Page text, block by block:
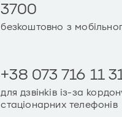
3700
безкоштовно з
+38 073 716 11
для дзвінків із-за
стаціонарних телефонів